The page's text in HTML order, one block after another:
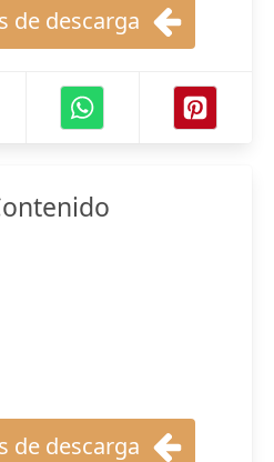
de descarga
de descarga